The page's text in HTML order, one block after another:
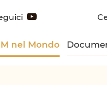
nel Mondo